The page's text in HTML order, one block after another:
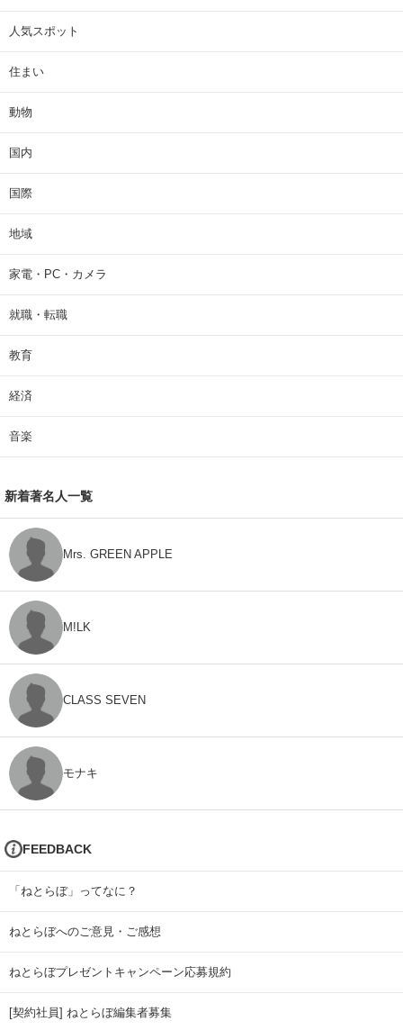
人気スポット
住まい
動物
国内
国際
地域
家電・PC・カメラ
就職・転職
教育
経済
音楽
新着著名人一覧
Mrs. GREEN APPLE
M!LK
CLASS SEVEN
モナキ
FEEDBACK
「ねとらぼ」ってなに？
ねとらぼへのご意見・ご感想
ねとらぼプレゼントキャンペーン応募規約
[契約社員] ねとらぼ編集者募集